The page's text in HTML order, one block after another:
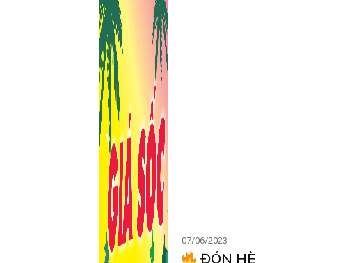
07/06/2023
ĐÓN HÈ